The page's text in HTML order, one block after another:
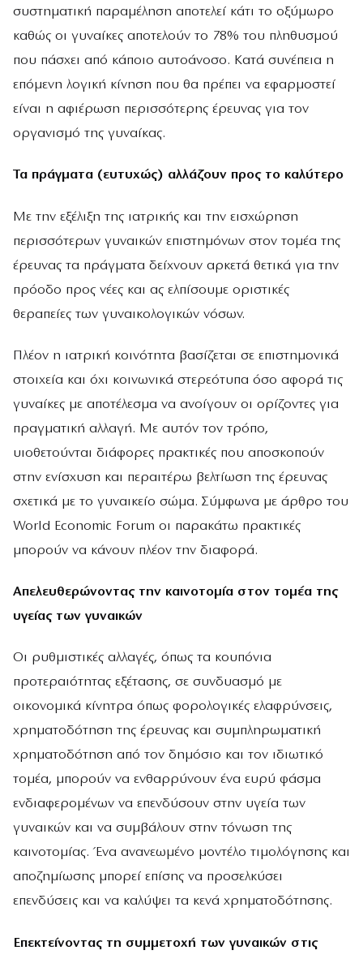
συστηματική παραμέληση αποτελεί κάτι το οξύμωρο
καθώς οι γυναίκες αποτελούν το 78% του πληθυσμού
που πάσχει από κάποιο αυτοάνοσο. Κατά συνέπεια η
επόμενη λογική κίνηση που θα πρέπει να εφαρμοστεί
είναι η αφιέρωση περισσότερης έρευνας για τον
οργανισμό της γυναίκας.
Τα πράγματα (ευτυχώς) αλλάζουν προς το καλύτερο
Με την εξέλιξη της ιατρικής και την εισχώρηση
περισσότερων γυναικών επιστημόνων στον τομέα της
έρευνας τα πράγματα δείχνουν αρκετά θετικά για την
πρόοδο προς νέες και ας ελπίσουμε οριστικές
θεραπείες των γυναικολογικών νόσων.
Πλέον η ιατρική κοινότητα βασίζεται σε επιστημονικά
στοιχεία και όχι κοινωνικά στερεότυπα όσο αφορά τις
γυναίκες με αποτέλεσμα να ανοίγουν οι ορίζοντες για
πραγματική αλλαγή. Με αυτόν τον τρόπο,
υιοθετούνται διάφορες πρακτικές που αποσκοπούν
στην ενίσχυση και περαιτέρω βελτίωση της έρευνας
σχετικά με το γυναικείο σώμα. Σύμφωνα με άρθρο του
World Economic Forum οι παρακάτω πρακτικές
μπορούν να κάνουν πλέον την διαφορά.
Απελευθερώνοντας την καινοτομία στον τομέα της
υγείας των γυναικών
Οι ρυθμιστικές αλλαγές, όπως τα κουπόνια
προτεραιότητας εξέτασης, σε συνδυασμό με
οικονομικά κίνητρα όπως φορολογικές ελαφρύνσεις,
χρηματοδότηση της έρευνας και συμπληρωματική
χρηματοδότηση από τον δημόσιο και τον ιδιωτικό
τομέα, μπορούν να ενθαρρύνουν ένα ευρύ φάσμα
ενδιαφερομένων να επενδύσουν στην υγεία των
γυναικών και να συμβάλουν στην τόνωση της
καινοτομίας. Ένα ανανεωμένο μοντέλο τιμολόγησης και
αποζημίωσης μπορεί επίσης να προσελκύσει
επενδύσεις και να καλύψει τα κενά χρηματοδότησης.
Επεκτείνοντας τη συμμετοχή των γυναικών στις